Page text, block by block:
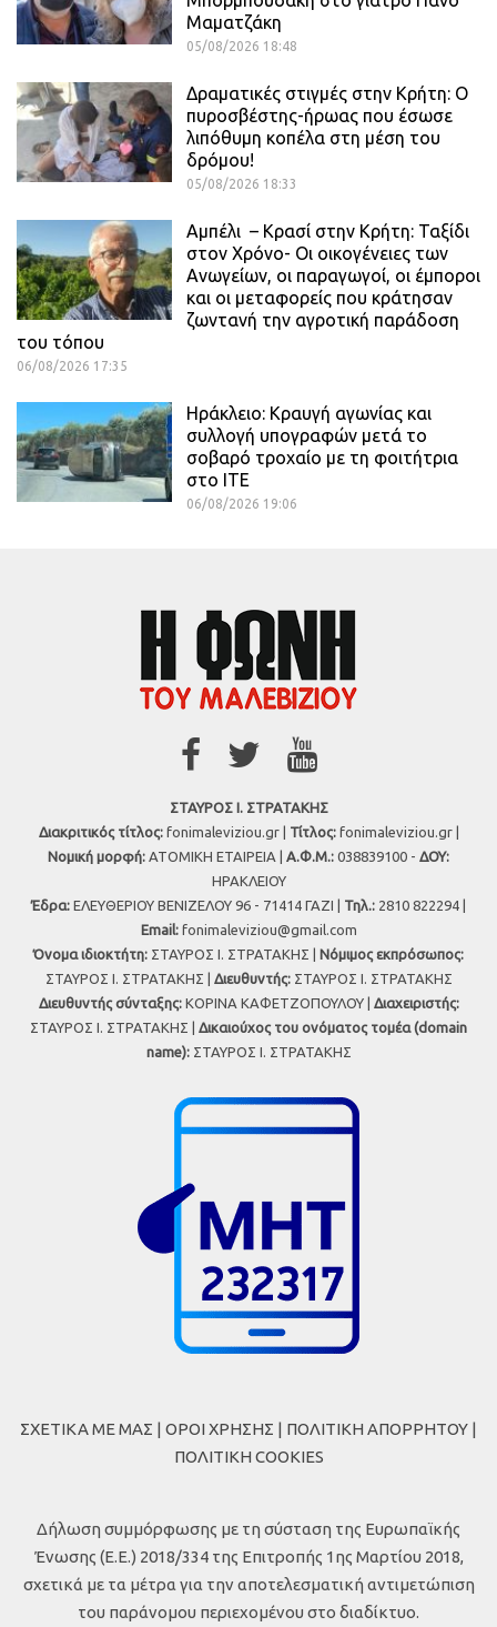
Μαματζάκη
05/08/2026 18:48
Δραματικές στιγμές στην Κρήτη: Ο
πυροσβέστης-ήρωας που έσωσε
λιπόθυμη κοπέλα στη μέση του
δρόμου!
05/08/2026 18:33
Αμπέλι – Κρασί στην Κρήτη: Ταξίδι
στον Χρόνο- Οι οικογένειες των
Ανωγείων, οι παραγωγοί, οι έμποροι
και οι μεταφορείς που κράτησαν
ζωντανή την αγροτική παράδοση
του τόπου
06/08/2026 17:35
Ηράκλειο: Κραυγή αγωνίας και
συλλογή υπογραφών μετά το
σοβαρό τροχαίο με τη φοιτήτρια
στο ΙΤΕ
06/08/2026 19:06
ΣΤΑΥΡΟΣ Ι. ΣΤΡΑΤΑΚΗΣ
Διακριτικός τίτλος:fonimaleviziou.gr | Τίτλος:fonimaleviziou.gr |
Νομική μορφή: ΑΤΟΜΙΚΗ ΕΤΑΙΡΕΙΑ | Α.Φ.Μ.: 038839100 - ΔΟΥ:
ΗΡΑΚΛΕΙΟΥ
Έδρα: ΕΛΕΥΘΕΡΙΟΥ ΒΕΝΙΖΕΛΟΥ 96 - 71414 ΓΑΖΙ | Τηλ.: 2810 822294 |
Εmail: fonimaleviziou@gmail.com
Όνομα ιδιοκτήτη: ΣΤΑΥΡΟΣ Ι. ΣΤΡΑΤΑΚΗΣ | Νόμιμος εκπρόσωπος:
ΣΤΑΥΡΟΣ Ι. ΣΤΡΑΤΑΚΗΣ | Διευθυντής:ΣΤΑΥΡΟΣ Ι. ΣΤΡΑΤΑΚΗΣ
Διευθυντής σύνταξης:ΚΟΡΙΝΑ ΚΑΦΕΤΖΟΠΟΥΛΟΥ | Διαχειριστής:
ΣΤΑΥΡΟΣ Ι. ΣΤΡΑΤΑΚΗΣ | Δικαιούχος του ονόματος τομέα (domain
name):ΣΤΑΥΡΟΣ Ι. ΣΤΡΑΤΑΚΗΣ
ΣΧΕΤΙΚΑ ΜΕ ΜΑΣ | ΟΡΟΙ ΧΡΗΣΗΣ | ΠΟΛΙΤΙΚΗ ΑΠΟΡΡΗΤΟΥ |
ΠΟΛΙΤΙΚΗ COOKIES
Δήλωση συμμόρφωσης με τη σύσταση της Ευρωπαϊκής
Ένωσης (Ε.Ε.) 2018/334 της Επιτροπής 1ης Μαρτίου 2018,
σχετικά με τα μέτρα για την αποτελεσματική αντιμετώπιση
του παράνομου περιεχομένου στο διαδίκτυο.